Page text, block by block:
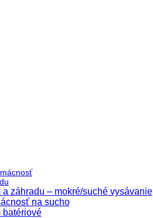
záhradu – mokré/suché vysávanie
na sucho
batériové